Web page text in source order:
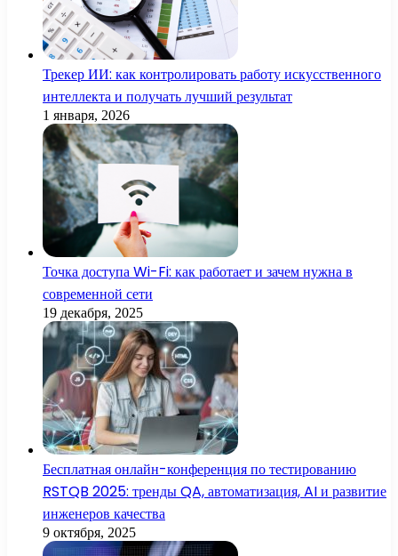
Трекер ИИ: как контролировать работу искусственного
интеллекта и получать лучший результат
1 января, 2026
Точка доступа Wi-Fi: как работает и зачем нужна в
современной сети
19 декабря, 2025
Бесплатная онлайн-конференция по тестированию
RSTQB 2025: тренды QA, автоматизация, AI и развитие
инженеров качества
9 октября, 2025